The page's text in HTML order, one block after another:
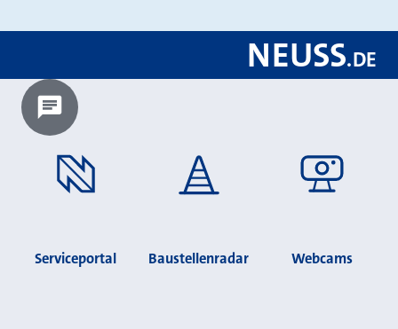
NEUSS.DE
Chatbot laden?
Serviceportal Baustellenradar Webcams